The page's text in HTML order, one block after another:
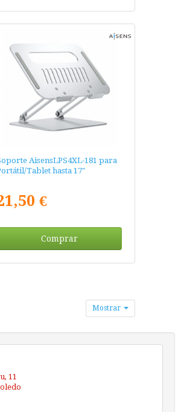
AisensLPS4XL-181 para
Tablet hasta 17"
€
Comprar
Mostrar
11